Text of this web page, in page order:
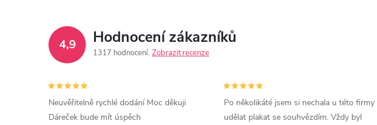
4,9 Hodnocení zákazníků
1317 hodnocení Zobrazit recenze
Neuvěřitelně rychlé dodání Moc děkuji
Dáreček bude mít úspěch
Po několikáté jsem si nechala u této firmy
udělat plakat se souhvězdím. Vždy byl